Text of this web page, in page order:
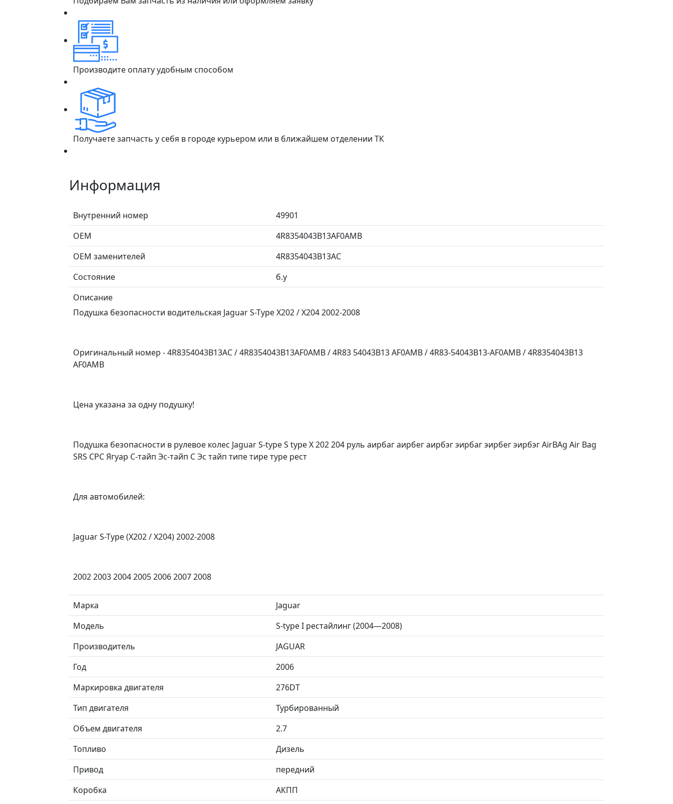
Производите оплату удобным способом
Получаете запчасть у себя в городе курьером или в ближайшем отделении ТК
Информация
Внутренний номер
49901
ОЕМ
4R8354043B13AF0AMB
ОЕМ заменителей
4R8354043B13AC
Состояние
б.у
Описание
Подушка безопасности водительская Jaguar S-Type X202 / X204 2002-2008
Оригинальный номер - 4R8354043B13AC / 4R8354043B13AF0AMB / 4R83 54043B13 AF0AMB / 4R83-54043B13-AF0AMB / 4R8354043B13
AF0AMB
Цена указана за одну подушку!
Подушка безопасности в рулевое колес Jaguar S-type S type X 202 204 руль аирбаг аирбег аирбэг эирбаг эирбег эирбэг AirBAg Air Bag
SRS СРС Ягуар С-тайп Эс-тайп С Эс тайп типе тире туре рест
Для автомобилей:
Jaguar S-Type (X202 / X204) 2002-2008
2002 2003 2004 2005 2006 2007 2008
Марка
Jaguar
Модель
S-type I рестайлинг (2004—2008)
Производитель
JAGUAR
Год
2006
Маркировка двигателя
276DT
Тип двигателя
Турбированный
Объем двигателя
2.7
Топливо
Дизель
Привод
передний
Коробка
АКПП